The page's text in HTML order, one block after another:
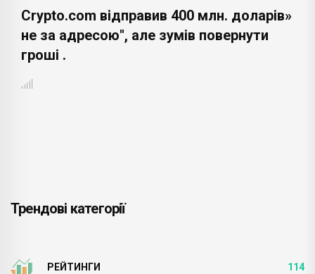
Crypto.com відправив 400 млн. доларів»
не за адресою", але зумів повернути
гроші .
Трендові категорії
РЕЙТИНГИ 114